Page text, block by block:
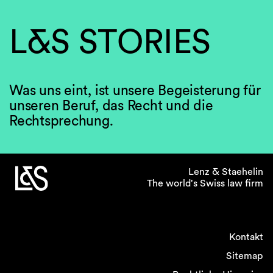
L&S STORIES
Was uns eint, ist unsere Begeisterung für
unseren Beruf, das Recht und die
Rechtsprechung.
Lenz & Staehelin
The world's Swiss law firm
Kontakt
Sitemap